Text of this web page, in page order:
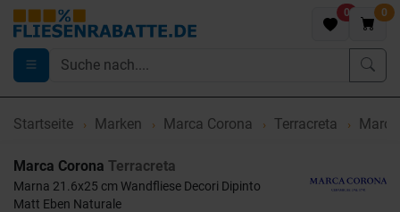
0 0
Startseite Marken Marca Corona Terracreta
Marca Corona Terracreta
Marna 21.6x25 cm Wandfliese Decori Dipinto
Matt Eben Naturale